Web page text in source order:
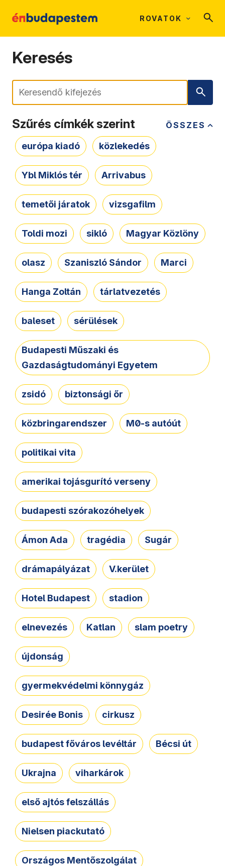
ROVATOK
Keresés
Keresés
ÖSSZES
Szűrés címkék szerint
európa kiadó közlekedés
Ybl Miklós tér Arrivabus
temetői járatok vizsgafilm
Toldi mozi sikló Magyar Közlöny
olasz Szaniszló Sándor Marci
Hanga Zoltán tárlatvezetés
baleset sérülések
Budapesti Műszaki és
Gazdaságtudományi Egyetem
zsidó biztonsági őr
közbringarendszer M0-s autóút
politikai vita
amerikai tojásgurító verseny
budapesti szórakozóhelyek
Ámon Ada tragédia Sugár
drámapályázat V.kerület
Hotel Budapest stadion
elnevezés Katlan slam poetry
újdonság
gyermekvédelmi könnygáz
Desirée Bonis cirkusz
budapest főváros levéltár Bécsi út
Ukrajna viharkárok
első ajtós felszállás
Nielsen piackutató
Országos Mentőszolgálat